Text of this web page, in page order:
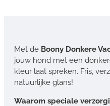
Met de Boony Donkere
jouw hond met een
kleur laat spreken. Fris,
natuurlijke glans!
Waarom speciale